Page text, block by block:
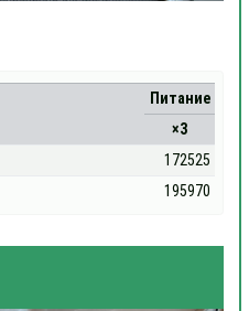
Питание
×3
172525
195970